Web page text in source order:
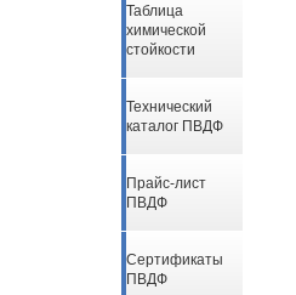
Таблица
химической
стойкости
Технический
каталог ПВДФ
Прайс-лист
ПВДФ
Сертификаты
ПВДФ